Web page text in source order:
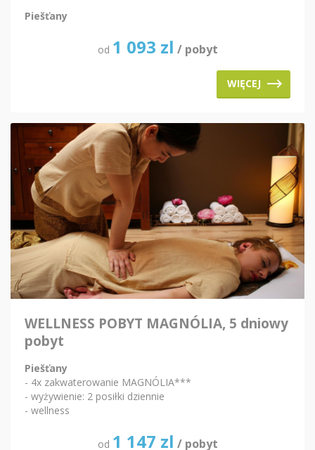
Piešťany
od 1 093 zl / pobyt
WIĘCEJ
WELLNESS POBYT MAGNÓLIA, 5 dniowy
pobyt
Piešťany
- 4x zakwaterowanie MAGNÓLIA***
- wyżywienie: 2 posiłki dziennie
- wellness
od 1 147 zl / pobyt